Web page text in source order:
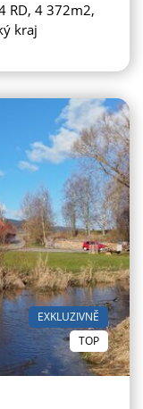
RD, 4 372m2,
kraj
EXKLUZIVNĚ
TOP